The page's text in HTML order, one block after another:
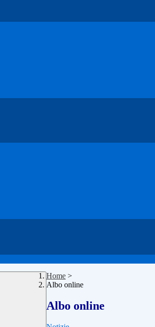
Home >
Albo online
Albo online